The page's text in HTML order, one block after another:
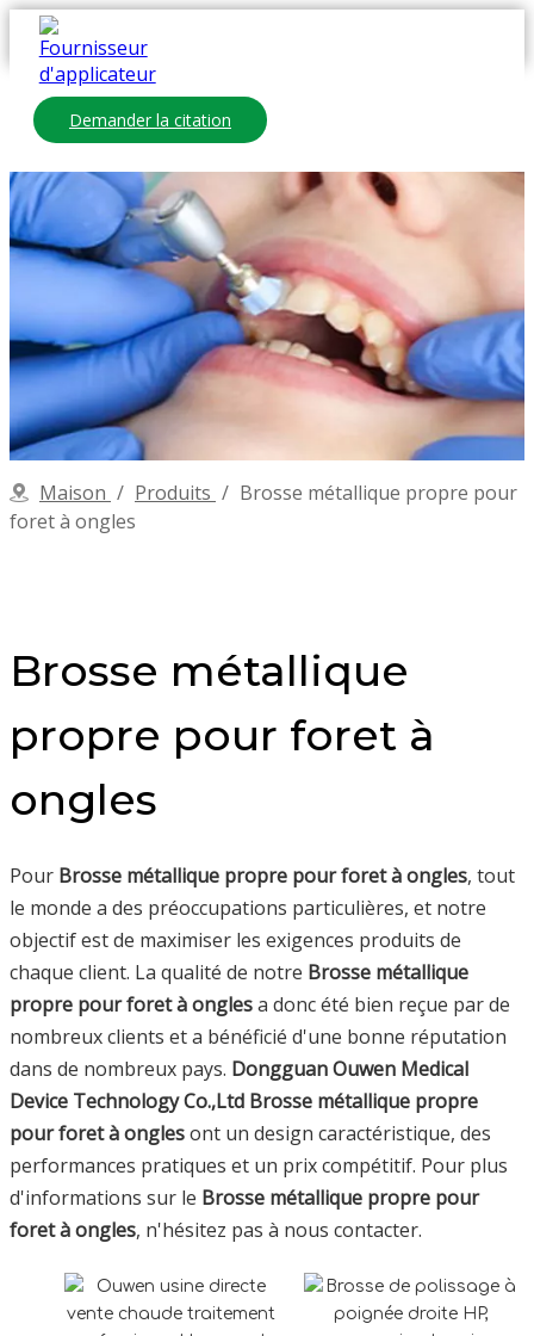
Demander la citation
Maison / Produits / Brosse métallique propre pour
foret à ongles
Brosse métallique
propre pour foret à
ongles
Pour Brosse métallique propre pour foret à ongles, tout
le monde a des préoccupations particulières, et notre
objectif est de maximiser les exigences produits de
chaque client. La qualité de notre Brosse métallique
propre pour foret à onglesa donc été bien reçue par de
nombreux clients et a bénéficié d'une bonne réputation
dans de nombreux pays. Dongguan Ouwen Medical
Device Technology Co.,Ltd Brosse métallique propre
pour foret à onglesont un design caractéristique, des
performances pratiques et un prix compétitif. Pour plus
d'informations sur le Brosse métallique propre pour
foret à ongles, n'hésitez pas à nous contacter.